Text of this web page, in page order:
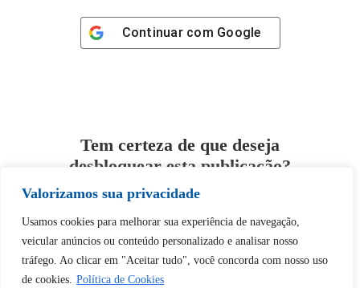
Valorizamos sua privacidade
Usamos cookies para melhorar sua experiência de navegação,
veicular anúncios ou conteúdo personalizado e analisar nosso
tráfego. Ao clicar em "Aceitar tudo", você concorda com nosso uso
de cookies. Política de Cookies
Continuar com Google
Tem certeza de que deseja
desbloquear esta publicação?
Sim Não